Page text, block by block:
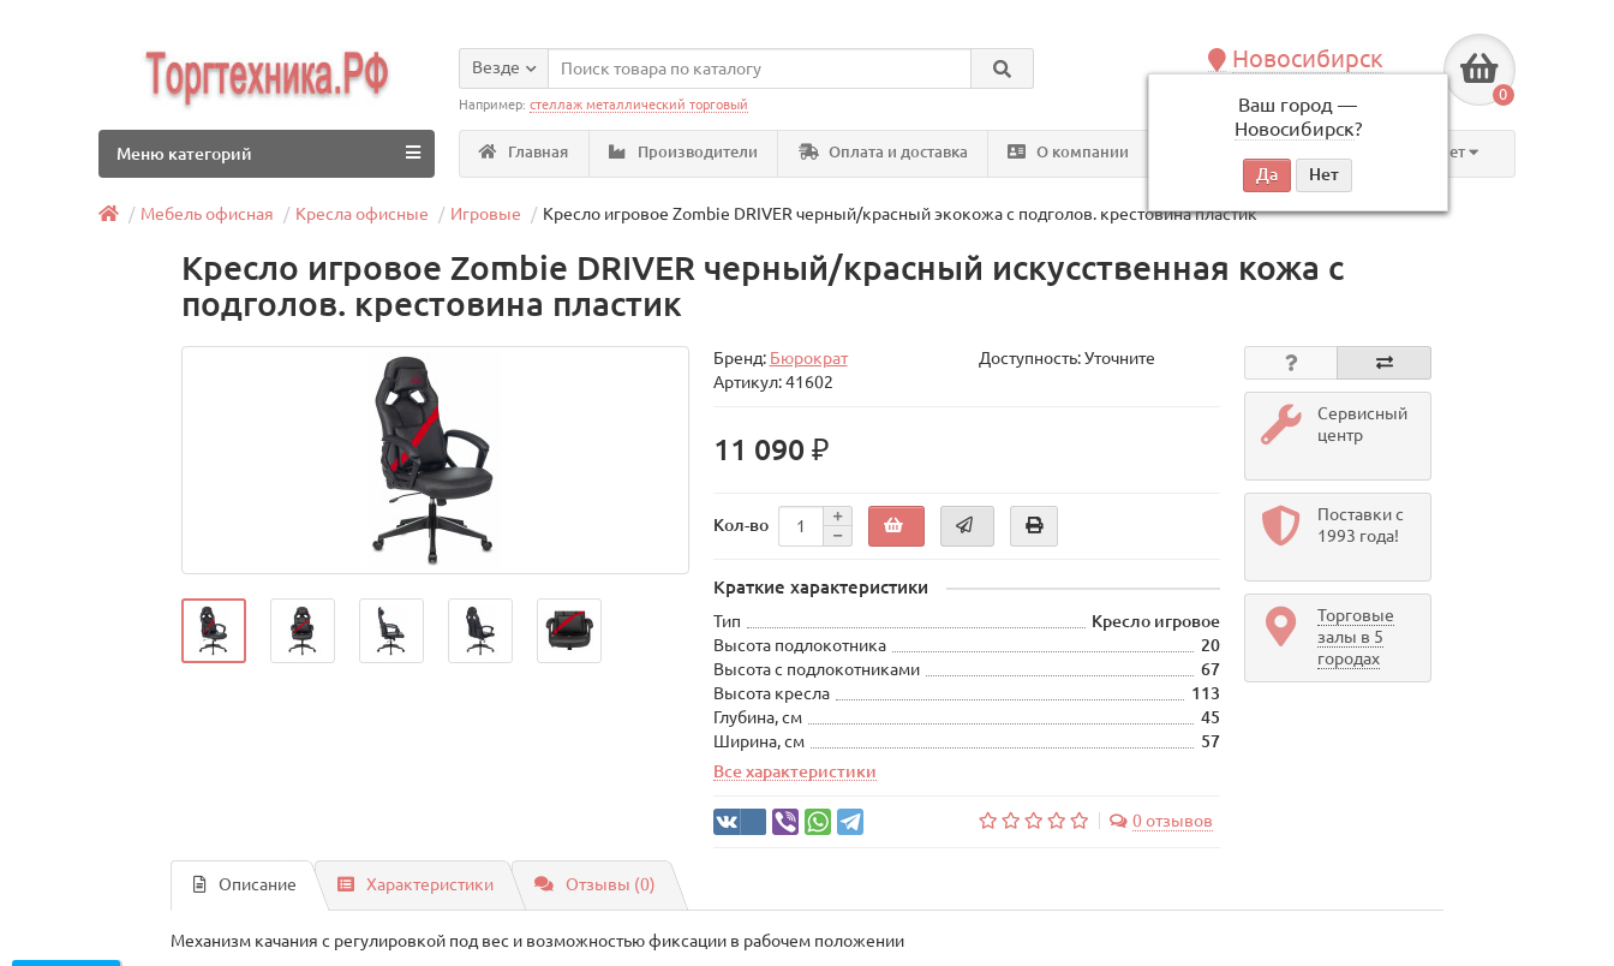
Новосибирск
Ваш город —
Новосибирск?
по будням, с 09:00 до 18:00
0
Везде
Например:стеллаж металлический торговый
Главная Производители Оплата и доставка О компании Личный кабинет
Меню категорий
Мебель офисная Кресла офисные Игровые Кресло игровое Zombie DRIVER черный/красный экокожа с подголов. крестовина пластик
Кресло игровое Zombie DRIVER черный/красный искусственная кожа с
подголов. крестовина пластик
Бренд: Бюрократ
Доступность: Уточните
Артикул: 41602
11 090 ₽
Кол-во
Краткие характеристики
Тип
Кресло игровое
Высота подлокотника
20
Высота с подлокотниками
67
Высота кресла
113
Глубина, см
45
Ширина, см
57
Все характеристики
0 отзывов
Сервисный
центр
Поставки с
1993 года!
Торговые
залы в 5
городах
Описание Характеристики Отзывы (0)
Механизм качания с регулировкой под вес и возможностью фиксации в рабочем положении